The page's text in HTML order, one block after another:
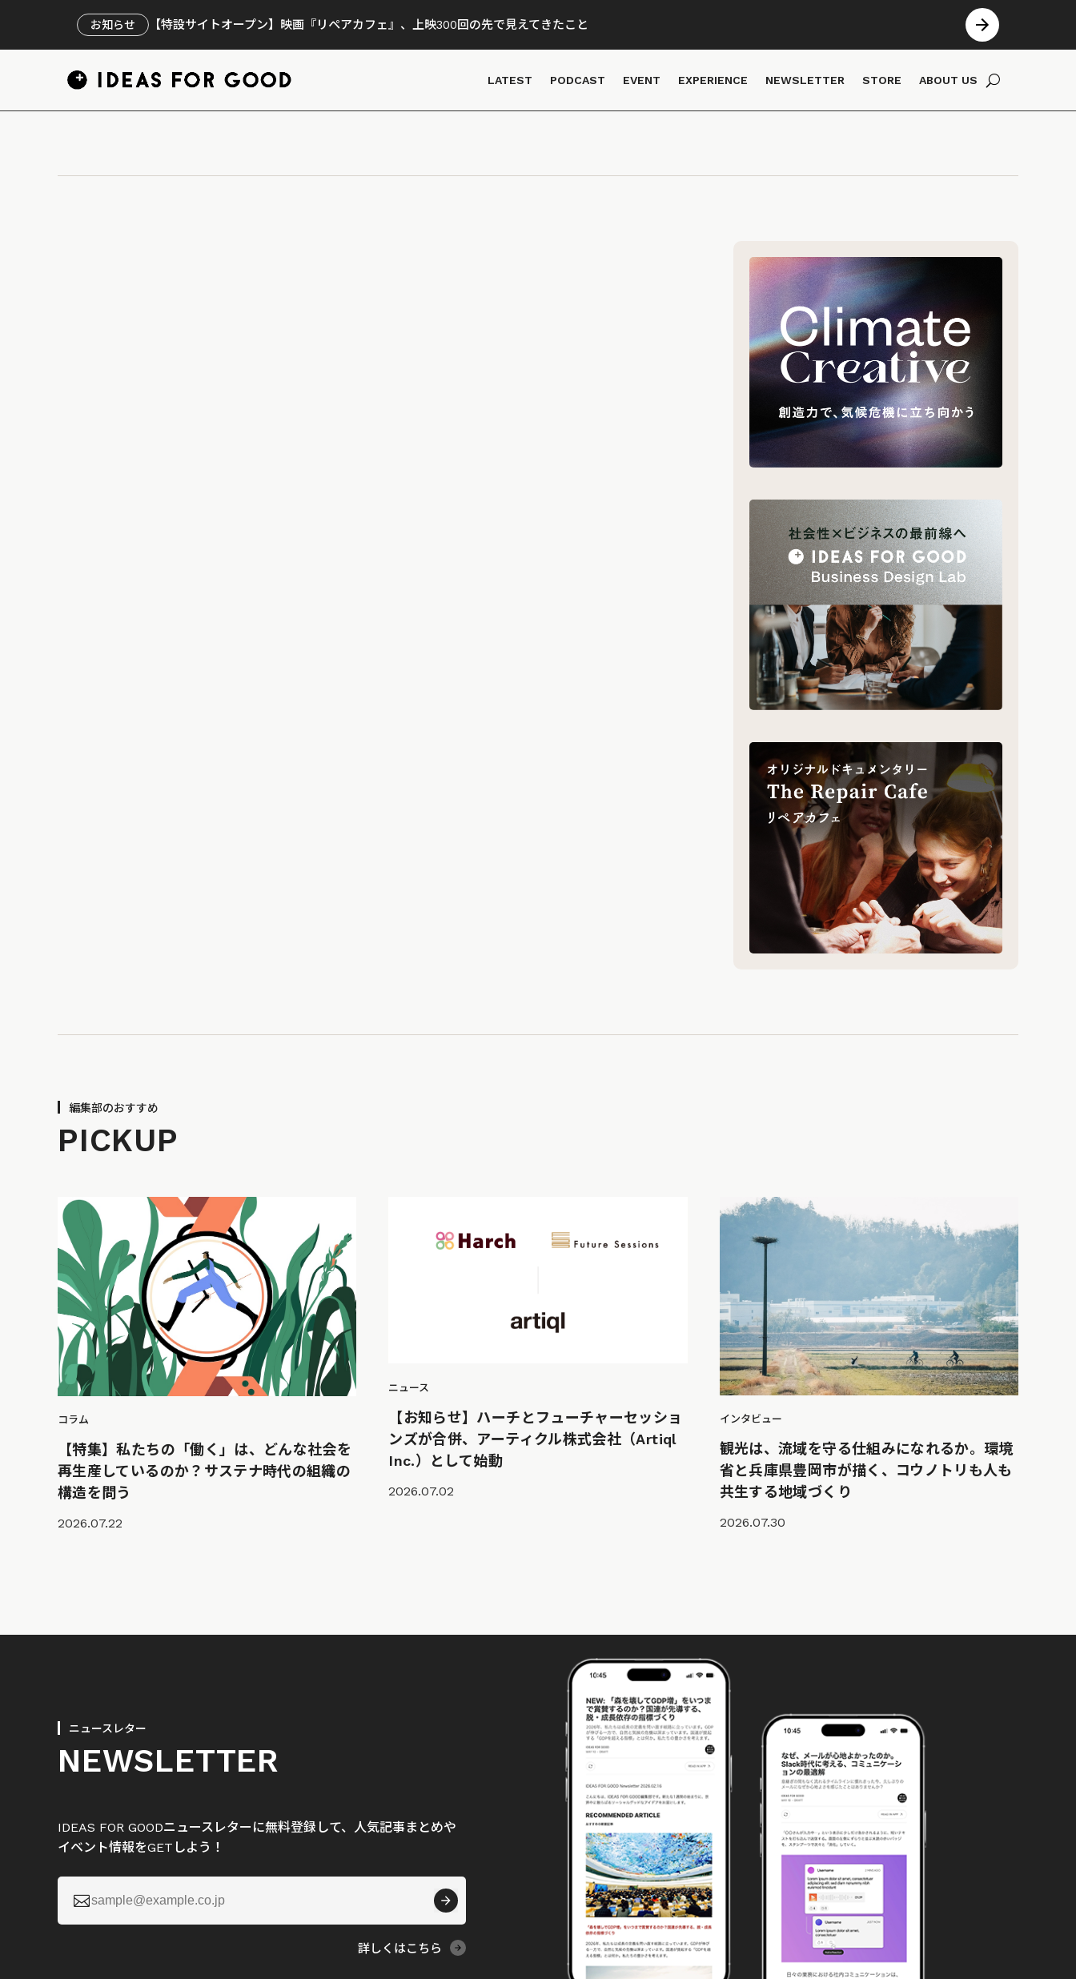
お知らせ 【特設サイトオープン】映画『リペアカフェ』、上映300回の先で見えてきたこと
LATEST PODCAST EVENT EXPERIENCE NEWSLETTER STORE ABOUT US
編集部のおすすめ
PICKUP
コラム
【特集】私たちの「働く」は、どんな社会を
再生産しているのか？サステナ時代の組織の
構造を問う
2026.07.22
ニュース
【お知らせ】ハーチとフューチャーセッショ
ンズが合併、アーティクル株式会社（Artiql
Inc.）として始動
2026.07.02
インタビュー
観光は、流域を守る仕組みになれるか。環境
省と兵庫県豊岡市が描く、コウノトリも人も
共生する地域づくり
2026.07.30
ニュースレター
NEWSLETTER
IDEAS FOR GOODニュースレターに無料登録して、人気記事まとめや
イベント情報をGETしよう！

詳しくはこちら